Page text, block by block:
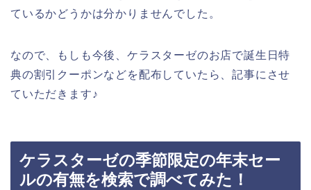
ているかどうかは分かりませんでした。
なので、もしも今後、ケラスターゼのお店で誕生日特
典の割引クーポンなどを配布していたら、記事にさせ
ていただきます♪
ケラスターゼの季節限定の年末セー
ルの有無を検索で調べてみた！